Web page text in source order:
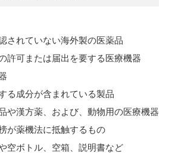
されていない海外製の医薬品
許可または届出を要する医療機器
る成分が含まれている製品
や漢方薬、および、動物用の医療機器
が薬機法に抵触するもの
空ボトル、空箱、説明書など